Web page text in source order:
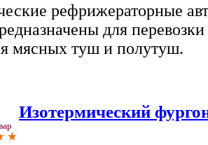
рефрижераторные
для
мясных туш и полутуш.
Изотермический